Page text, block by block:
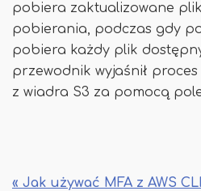
pobiera zaktualizowane
pobierania, podczas gdy
pobiera każdy plik
przewodnik wyjaśnił
z wiadra S3 za pomocą
« Jak używać MFA z AWS CLI